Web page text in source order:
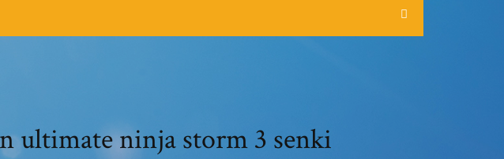
ultimate ninja storm 3 senki